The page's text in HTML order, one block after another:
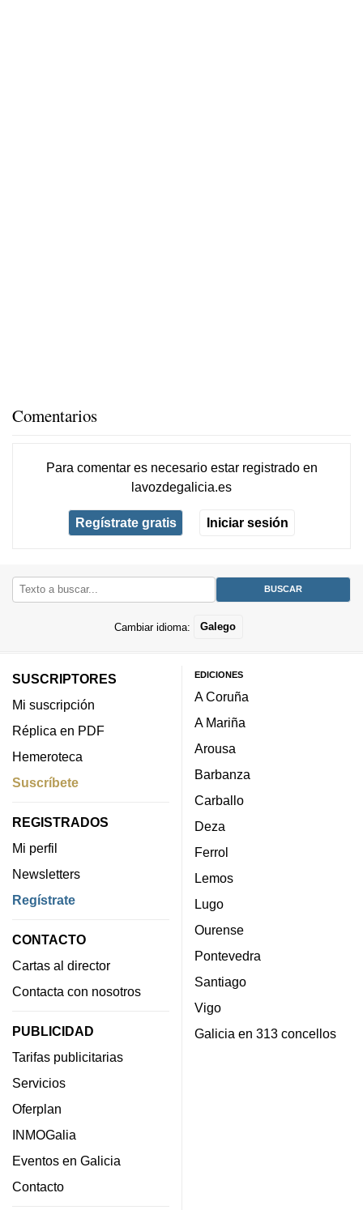
Comentarios
Para comentar es necesario estar registradoen
lavozdegalicia.es
Regístrate gratis Iniciar sesión
Cambiar idioma: Galego
SUSCRIPTORES
Mi suscripción
Réplica en PDF
Hemeroteca
Suscríbete
REGISTRADOS
Mi perfil
Newsletters
Regístrate
CONTACTO
Cartas al director
Contacta con nosotros
PUBLICIDAD
Tarifas publicitarias
Servicios
Oferplan
INMOGalia
Eventos en Galicia
Contacto
EDICIONES
A Coruña
A Mariña
Arousa
Barbanza
Carballo
Deza
Ferrol
Lemos
Lugo
Ourense
Pontevedra
Santiago
Vigo
Galicia en 313 concellos